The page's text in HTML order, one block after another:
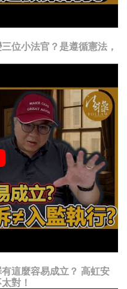
位小法官？是遵循憲法，
這麼容易成立？ 高虹安
對！